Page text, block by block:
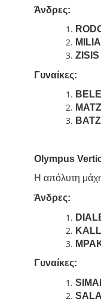
Άνδρες:
Γυναίκες:
Olympus
Η απόλυτη
Άνδρες:
Γυναίκες: